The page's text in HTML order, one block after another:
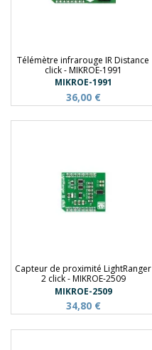
Télémètre infrarouge IR Distance
click - MIKROE-1991
MIKROE-1991
36,00 €
Capteur de proximité LightRanger
2 click - MIKROE-2509
MIKROE-2509
34,80 €